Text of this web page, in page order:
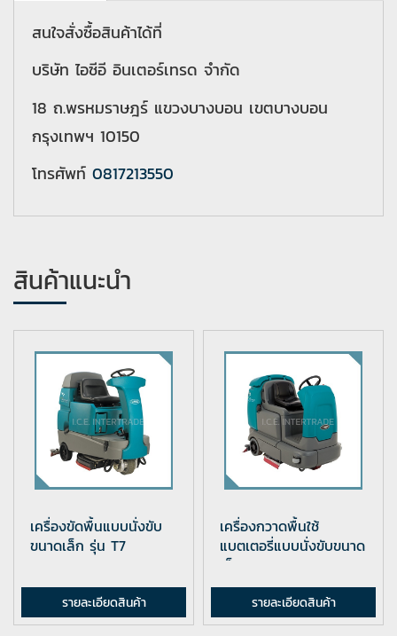
สนใจสั่งซื้อสินค้าได้ที่
บริษัท ไอซีอี อินเตอร์เทรด จำกัด
18 ถ.พรหมราษฎร์ แขวงบางบอน เขตบางบอน
กรุงเทพฯ 10150
โทรศัพท์ 0817213550
สินค้าแนะนำ
เครื่องขัดพื้นแบบนั่งขับ
ขนาดเล็ก รุ่น T7
รายละเอียดสินค้า
เครื่องกวาดพื้นใช้
แบตเตอรี่แบบนั่งขับขนาด
เล็ก...
รายละเอียดสินค้า